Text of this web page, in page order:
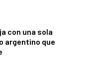
con una sola
argentino que